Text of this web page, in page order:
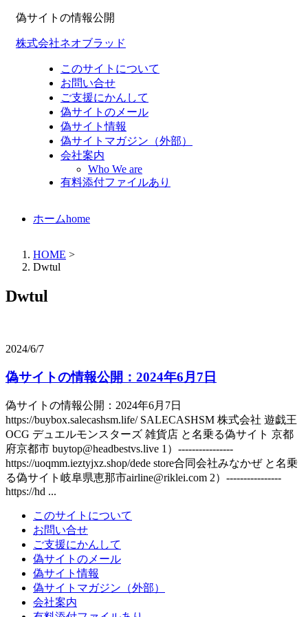
偽サイトの情報公開
株式会社ネオブラッド
このサイトについて
お問い合せ
ご支援にかんして
偽サイトのメール
偽サイト情報
偽サイトマガジン（外部）
会社案内
Who We are
有料添付ファイルあり
ホームhome
HOME >
Dwtul
Dwtul
2024/6/7
偽サイトの情報公開：2024年6月7日
偽サイトの情報公開：2024年6月7日
https://buybox.salecashsm.life/ SALECASHSM 株式会社 遊戯王
OCG デュエルモンスターズ 雑貨店 と名乗る偽サイト 京都
府京都市 buytop@headbestvs.live 1）----------------
https://uoqmm.ieztyjxz.shop/dede store合同会社みなかぜ と名乗
る偽サイト岐阜県恵那市airline@riklei.com 2）----------------
https://hd ...
このサイトについて
お問い合せ
ご支援にかんして
偽サイトのメール
偽サイト情報
偽サイトマガジン（外部）
会社案内